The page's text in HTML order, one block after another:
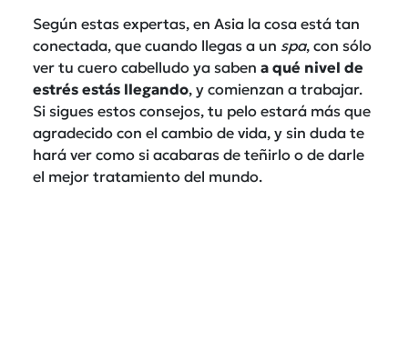
Según estas expertas, en Asia la cosa está tan
conectada, que cuando llegas a un spa, con sólo
ver tu cuero cabelludo ya saben a qué nivel de
estrés estás llegando, y comienzan a trabajar.
Si sigues estos consejos, tu pelo estará más que
agradecido con el cambio de vida, y sin duda te
hará ver como si acabaras de teñirlo o de darle
el mejor tratamiento del mundo.